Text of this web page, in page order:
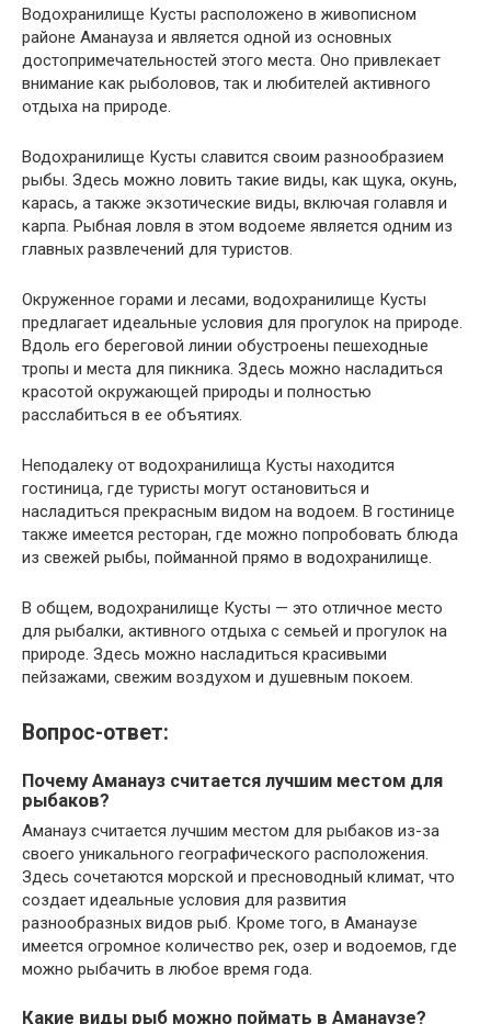
Водохранилище Кусты расположено в живописном
районе Аманауза и является одной из основных
достопримечательностей этого места. Оно привлекает
внимание как рыболовов, так и любителей активного
отдыха на природе.
Водохранилище Кусты славится своим разнообразием
рыбы. Здесь можно ловить такие виды, как щука, окунь,
карась, а также экзотические виды, включая голавля и
карпа. Рыбная ловля в этом водоеме является одним из
главных развлечений для туристов.
Окруженное горами и лесами, водохранилище Кусты
предлагает идеальные условия для прогулок на природе.
Вдоль его береговой линии обустроены пешеходные
тропы и места для пикника. Здесь можно насладиться
красотой окружающей природы и полностью
расслабиться в ее объятиях.
Неподалеку от водохранилища Кусты находится
гостиница, где туристы могут остановиться и
насладиться прекрасным видом на водоем. В гостинице
также имеется ресторан, где можно попробовать блюда
из свежей рыбы, пойманной прямо в водохранилище.
В общем, водохранилище Кусты — это отличное место
для рыбалки, активного отдыха с семьей и прогулок на
природе. Здесь можно насладиться красивыми
пейзажами, свежим воздухом и душевным покоем.
Вопрос-ответ:
Почему Аманауз считается лучшим местом для
рыбаков?
Аманауз считается лучшим местом для рыбаков из-за
своего уникального географического расположения.
Здесь сочетаются морской и пресноводный климат, что
создает идеальные условия для развития
разнообразных видов рыб. Кроме того, в Аманаузе
имеется огромное количество рек, озер и водоемов, где
можно рыбачить в любое время года.
Какие виды рыб можно поймать в Аманаузе?